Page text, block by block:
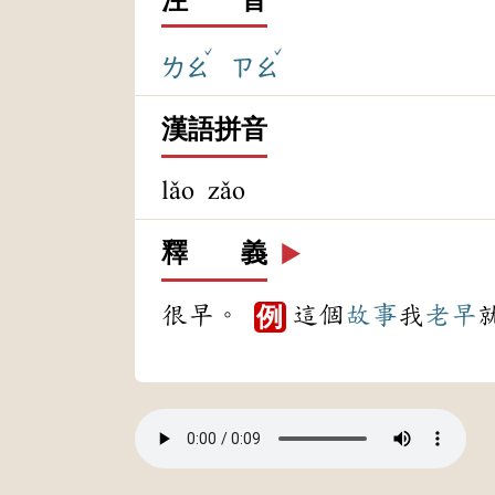
ㄌㄠ
ˇ
ㄗㄠ
ˇ
漢語拼音
lǎo zǎo
釋 義 ▶️
很早。 例 這個故事我老早